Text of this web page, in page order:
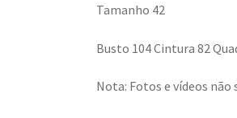
Tamanho 42
Busto 104 Cintura 82
Nota: Fotos e vídeos